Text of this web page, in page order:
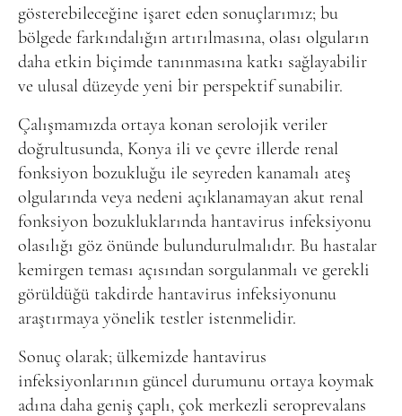
gösterebileceğine işaret eden sonuçlarımız; bu
bölgede farkındalığın artırılmasına, olası olguların
daha etkin biçimde tanınmasına katkı sağlayabilir
ve ulusal düzeyde yeni bir perspektif sunabilir.
Çalışmamızda ortaya konan serolojik veriler
doğrultusunda, Konya ili ve çevre illerde renal
fonksiyon bozukluğu ile seyreden kanamalı ateş
olgularında veya nedeni açıklanamayan akut renal
fonksiyon bozukluklarında hantavirus infeksiyonu
olasılığı göz önünde bulundurulmalıdır. Bu hastalar
kemirgen teması açısından sorgulanmalı ve gerekli
görüldüğü takdirde hantavirus infeksiyonunu
araştırmaya yönelik testler istenmelidir.
Sonuç olarak; ülkemizde hantavirus
infeksiyonlarının güncel durumunu ortaya koymak
adına daha geniş çaplı, çok merkezli seroprevalans